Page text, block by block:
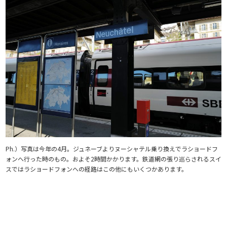
Ph.）写真は今年の4月。ジュネーブよりヌーシャテル乗り換えでラショードフ
ォンへ行った時のもの。およそ2時間かかります。鉄道網の張り巡らされるスイ
スではラショードフォンへの経路はこの他にもいくつかあります。